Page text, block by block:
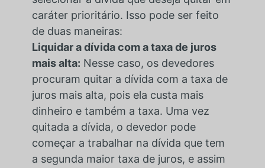
caráter prioritário. Isso pode ser feito
de duas maneiras:
Liquidar a dívida com a taxa de juros
mais alta: Nesse caso, os devedores
procuram quitar a dívida com a taxa de
juros mais alta, pois ela custa mais
dinheiro e também a taxa. Uma vez
quitada a dívida, o devedor pode
começar a trabalhar na dívida que tem
a segunda maior taxa de juros, e assim